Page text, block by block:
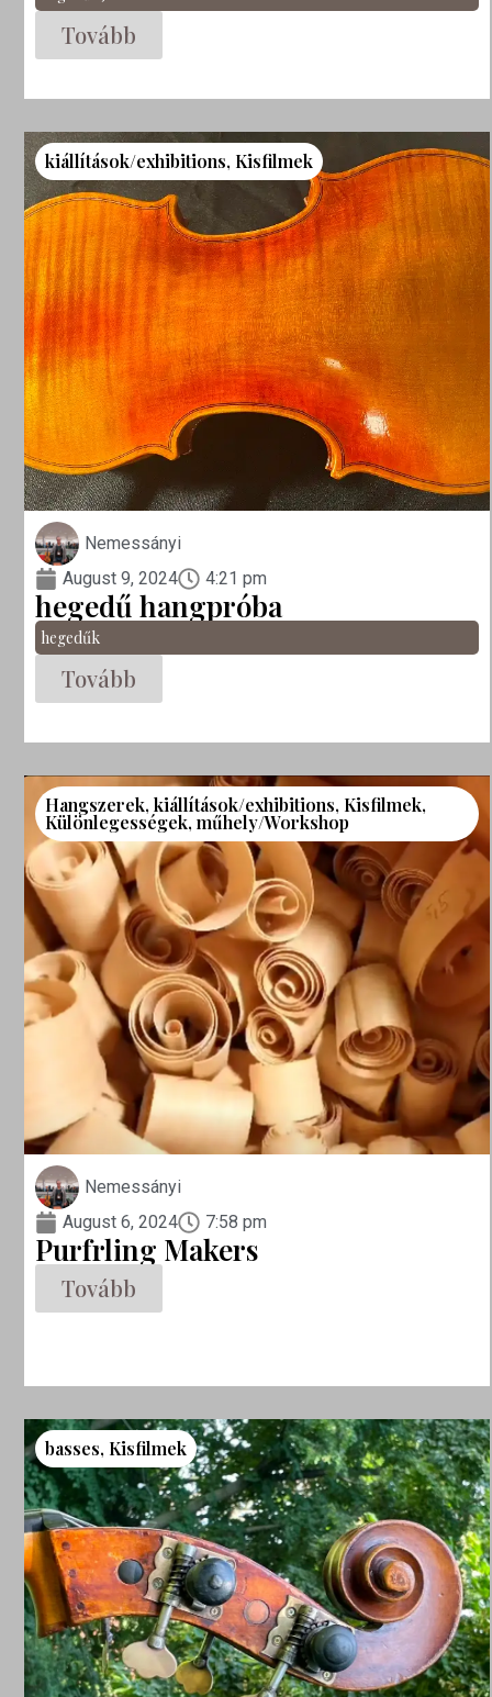
Tovább
kiállítások/exhibitions, Kisfilmek
Nemessányi
August 9, 2024
4:21 pm
hegedű hangpróba
hegedűk
Tovább
Hangszerek,kiállítások/exhibitions, Kisfilmek,
Különlegességek,műhely/Workshop
Nemessányi
August 6, 2024
7:58 pm
Purfrling Makers
Tovább
basses, Kisfilmek